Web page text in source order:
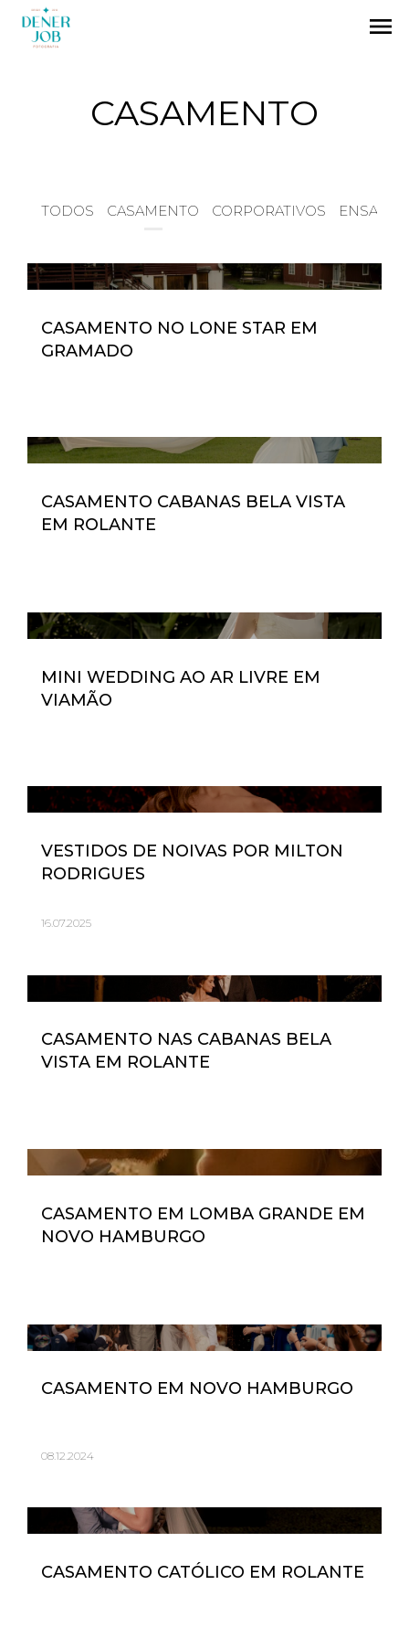
menu
CASAMENTO
TODOS CASAMENTO CORPORATIVOS ENSAIO
CASAMENTO NO LONE STAR EM
GRAMADO
CASAMENTO CABANAS BELA VISTA
EM ROLANTE
MINI WEDDING AO AR LIVRE EM
VIAMÃO
VESTIDOS DE NOIVAS POR MILTON
RODRIGUES
16.07.2025
CASAMENTO NAS CABANAS BELA
VISTA EM ROLANTE
CASAMENTO EM LOMBA GRANDE EM
NOVO HAMBURGO
CASAMENTO EM NOVO HAMBURGO
08.12.2024
CASAMENTO CATÓLICO EM ROLANTE